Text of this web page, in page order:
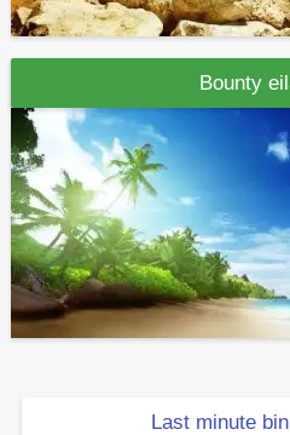
Bounty
Last minute